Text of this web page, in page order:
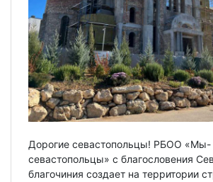
Дорогие севастопольцы! РБОО «Мы-
севастопольцы» с благословения
благочиния создает на территории